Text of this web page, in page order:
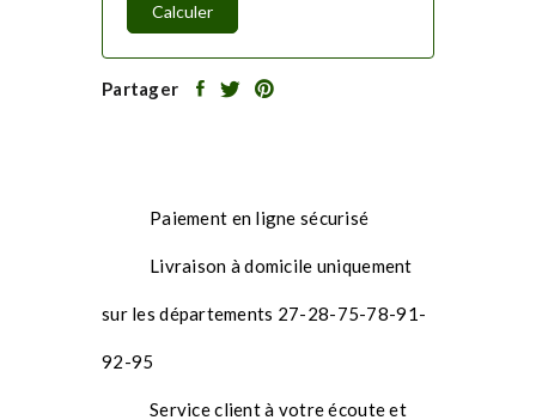
Calculer
Partager
Paiement en ligne sécurisé
Livraison à domicile uniquement
sur les départements 27-28-75-78-91-
92-95
Service client à votre écoute et